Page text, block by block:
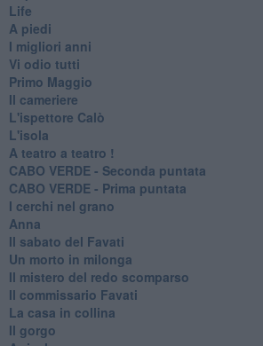
Life
A piedi
I migliori anni
Vi odio tutti
Primo Maggio
Il cameriere
L'ispettore Calò
L'isola
A teatro a teatro !
CABO VERDE - Seconda puntata
CABO VERDE - Prima puntata
I cerchi nel grano
Anna
Il sabato del Favati
Un morto in milonga
Il mistero del redo scomparso
Il commissario Favati
La casa in collina
Il gorgo